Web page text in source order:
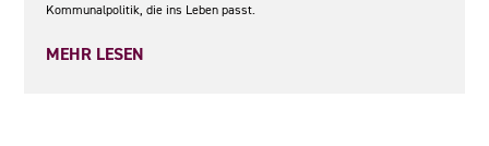
Kommunalpolitik, die ins Leben passt.
MEHR LESEN